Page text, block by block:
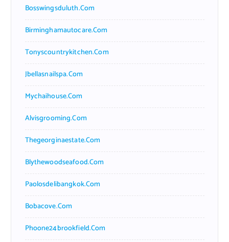
Bosswingsduluth.com
Birminghamautocare.com
Tonyscountrykitchen.com
Jbellasnailspa.com
Mychaihouse.com
Alvisgrooming.com
Thegeorginaestate.com
Blythewoodseafood.com
Paolosdelibangkok.com
Bobacove.com
Phoone24brookfield.com